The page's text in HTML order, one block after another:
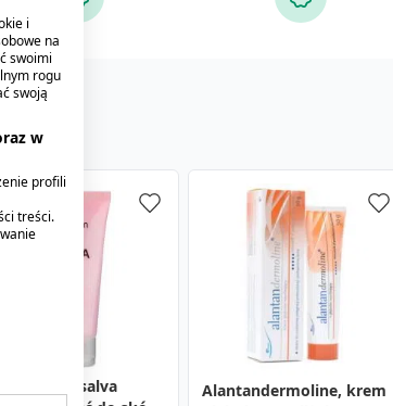
Hudsalva
Alantandermoline, krem
10mg + 25mg
i
na
swoimi
rogu
swoją
w
profili
treści.